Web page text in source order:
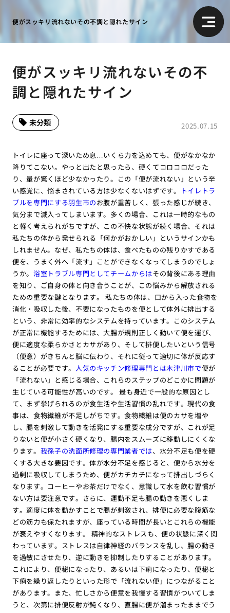
便がスッキリ流れないその不調と隠れたサイン
便がスッキリ流れないその不
調と隠れたサイン
2025.07.15
未分類
トイレに座って深いため息…いくら力を込めても、便がなかなか
降りてこない。やっと出たと思ったら、硬くてコロコロだった
り、量が驚くほど少なかったり。この「便が流れない」という辛
い感覚に、悩まされている方は少なくないはずです。
トイレトラ
ブルを専門にする羽生市のお腹が重苦しく、張った感じが続き、
気分まで滅入ってしまいます。多くの場合、これは一時的なもの
と軽く考えられがちですが、この不快な状態が続く場合、それは
私たちの体から発せられる「何かがおかしい」というサインかも
しれません。なぜ、私たちの体は、食べたものの残りかすである
便を、うまく外へ「流す」ことができなくなってしまうのでしょ
うか。 浴室トラブル専門としてチームからはその背後にある理由
を知り、ご自身の体と向き合うことが、この悩みから解放される
ための重要な鍵となります。 私たちの体は、口から入った食物を
消化・吸収した後、不要になったものを便として体外に排出する
という、非常に効率的なシステムを持っています。このシステム
が正常に機能するためには、大腸が規則正しく動いて便を運び、
便に適度な柔らかさとカサがあり、そして排便したいという信号
（便意）がきちんと脳に伝わり、それに従って適切に体が反応す
ることが必要です。 人気のキッチン修理専門とは木津川市で便が
「流れない」と感じる場合、これらのステップのどこかに問題が
生じている可能性が高いのです。 最も身近で一般的な原因とし
て、まず挙げられるのが食生活や生活習慣の乱れです。現代の食
事は、食物繊維が不足しがちです。食物繊維は便のカサを増や
し、腸を刺激して動きを活発にする重要な成分ですが、これが足
りないと便が小さく硬くなり、腸内をスムーズに移動しにくくな
ります。 我孫子の洗面所修理の専門業者では、水分不足も便を硬
くする大きな要因です。体が水分不足を感じると、便から水分を
過剰に吸収してしまうため、便がカチカチになって排出しづらく
なります。コーヒーやお茶だけでなく、意識して水を飲む習慣が
ない方は要注意です。さらに、運動不足も腸の動きを悪くしま
す。適度に体を動かすことで腸が刺激され、排便に必要な腹筋な
どの筋力も保たれますが、座っている時間が長いとこれらの機能
が衰えやすくなります。 精神的なストレスも、便の状態に深く関
わっています。ストレスは自律神経のバランスを乱し、腸の動き
を過敏にさせたり、逆に動きを抑制したりすることがあります。
これにより、便秘になったり、あるいは下痢になったり、便秘と
下痢を繰り返したりといった形で「流れない便」につながること
があります。また、忙しさから便意を我慢する習慣がついてしま
うと、次第に排便反射が鈍くなり、直腸に便が溜まったままでう